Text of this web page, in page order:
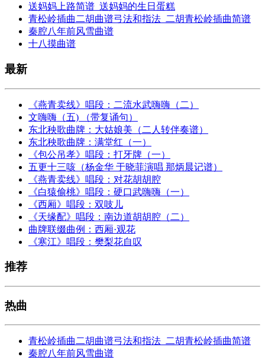
送妈妈上路简谱_送妈妈的生日蛋糕
青松岭插曲二胡曲谱弓法和指法_二胡青松岭插曲简谱
秦腔八年前风雪曲谱
十八摸曲谱
最新
《燕青卖线》唱段：二流水武嗨嗨（二）
文嗨嗨（五) （带复诵句）
东北秧歌曲牌：大姑娘美（二人转伴奏谱）
东北秧歌曲牌：满堂红（一）
《包公吊孝》唱段：打牙牌（一）
五更十三咳（杨金华 于晓菲演唱 那炳晨记谱）
《燕青卖线》唱段：对花胡胡腔
《白猿偷桃》唱段：硬口武嗨嗨（一）
《西厢》唱段：双吱儿
《天缘配》唱段：南边道胡胡腔（二）
曲牌联缀曲例：西厢·观花
《寒江》唱段：樊梨花自叹
推荐
热曲
青松岭插曲二胡曲谱弓法和指法_二胡青松岭插曲简谱
秦腔八年前风雪曲谱